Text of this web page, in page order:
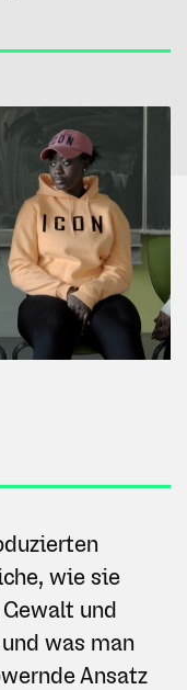
wie sie
und
was man
Ansatz